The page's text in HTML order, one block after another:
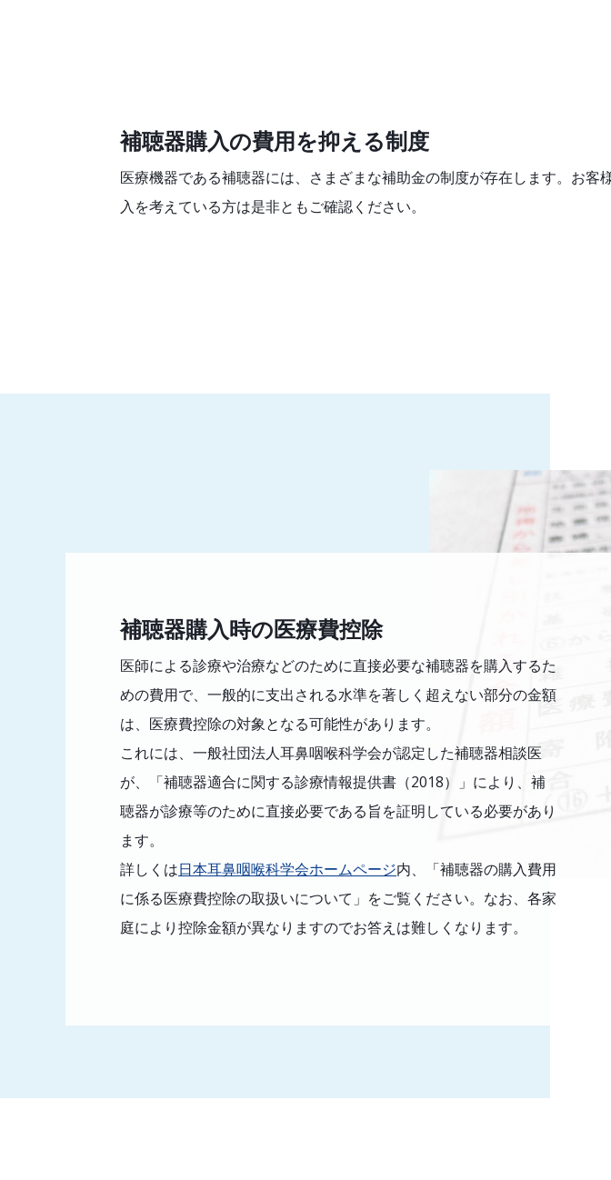
補聴器購入の費用を抑える制度
医療機器である補聴器には、さまざまな補助金の制度が存在します。お
入を考えている方は是非ともご確認ください。
補聴器購入時の医療費控除
医師による診療や治療などのために直接必要な補聴器を購入するた
めの費用で、一般的に支出される水準を著しく超えない部分の金額
は、医療費控除の対象となる可能性があります。
これには、一般社団法人耳鼻咽喉科学会が認定した補聴器相談医
が、「補聴器適合に関する診療情報提供書（2018）」により、補
聴器が診療等のために直接必要である旨を証明している必要があり
ます。
詳しくは日本耳鼻咽喉科学会ホームページ内、「補聴器の購入費用
に係る医療費控除の取扱いについて」をご覧ください。なお、各家
庭により控除金額が異なりますのでお答えは難しくなります。